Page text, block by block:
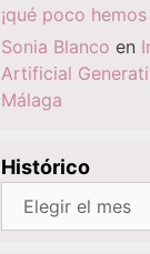
¡qué poco
Sonia Blanco en
Artificial
Málaga
Histórico
Histórico